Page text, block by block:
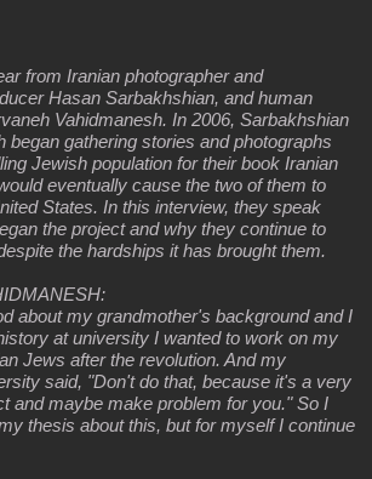
from Iranian photographer and
Hasan Sarbakhshian, and human
Vahidmanesh. In 2006, Sarbakhshian
began gathering stories and photographs
Jewish population for their book Iranian
eventually cause the two of them to
States. In this interview, they speak
the project and why they continue to
the hardships it has brought them.
about my grandmother's background and I
at university I wanted to work on my
Jews after the revolution. And my
said, "Don't do that, because it's a very
and maybe make problem for you." So I
thesis about this, but for myself I continue